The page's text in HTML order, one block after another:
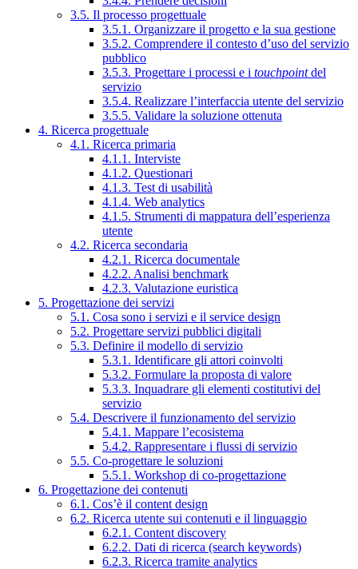
3.5. Il processo progettuale
3.5.1. Organizzare il progetto e la sua gestione
3.5.2. Comprendere il contesto d’uso del servizio
pubblico
3.5.3. Progettare i processi e i touchpointdel
servizio
3.5.4. Realizzare l’interfaccia utente del servizio
3.5.5. Validare la soluzione ottenuta
4. Ricerca progettuale
4.1. Ricerca primaria
4.1.1. Interviste
4.1.2. Questionari
4.1.3. Test di usabilità
4.1.4. Web analytics
4.1.5. Strumenti di mappatura dell’esperienza
utente
4.2. Ricerca secondaria
4.2.1. Ricerca documentale
4.2.2. Analisi benchmark
4.2.3. Valutazione euristica
5. Progettazione dei servizi
5.1. Cosa sono i servizi e il service design
5.2. Progettare servizi pubblici digitali
5.3. Definire il modello di servizio
5.3.1. Identificare gli attori coinvolti
5.3.2. Formulare la proposta di valore
5.3.3. Inquadrare gli elementi costitutivi del
servizio
5.4. Descrivere il funzionamento del servizio
5.4.1. Mappare l’ecosistema
5.4.2. Rappresentare i flussi di servizio
5.5. Co-progettare le soluzioni
5.5.1. Workshop di co-progettazione
6. Progettazione dei contenuti
6.1. Cos’è il content design
6.2. Ricerca utente sui contenuti e il linguaggio
6.2.1. Content discovery
6.2.2. Dati di ricerca (search keywords)
6.2.3. Ricerca tramite analytics